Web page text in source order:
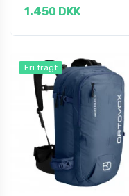
1.450 DKK
Fri fragt